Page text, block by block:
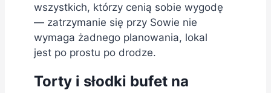
wszystkich, którzy cenią sobie wygodę
— zatrzymanie się przy Sowie nie
wymaga żadnego planowania, lokal
jest po prostu po drodze.
Torty i słodki bufet na